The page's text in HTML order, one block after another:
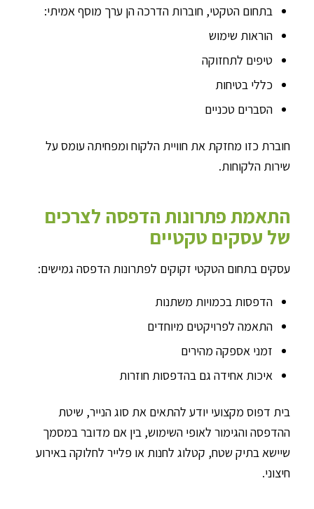
בתחום הטקטי, חוברות הדרכה הן ערך מוסף אמיתי:
הוראות שימוש
טיפים לתחזוקה
כללי בטיחות
הסברים טכניים
חוברת כזו מחזקת את חוויית הלקוח ומפחיתה עומס על
שירות הלקוחות.
התאמת פתרונות הדפסה לצרכים
של עסקים טקטיים
עסקים בתחום הטקטי זקוקים לפתרונות הדפסה גמישים:
הדפסות בכמויות משתנות
התאמה לפרויקטים מיוחדים
זמני אספקה מהירים
איכות אחידה גם בהדפסות חוזרות
בית דפוס מקצועי יודע להתאים את סוג הנייר, שיטת
ההדפסה והגימור לאופי השימוש, בין אם מדובר במסמך
שיישא בתיק שטח, קטלוג לחנות או פלייר לחלוקה באירוע
חיצוני.